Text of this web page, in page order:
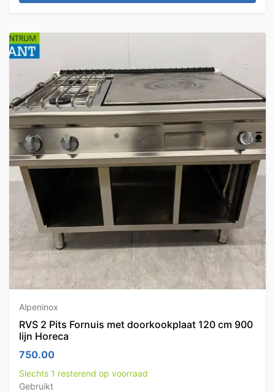
Alpeninox
RVS 2 Pits Fornuis met doorkookplaat 120 cm 900
lijn Horeca
750.00
Slechts 1 resterend op voorraad
Gebruikt